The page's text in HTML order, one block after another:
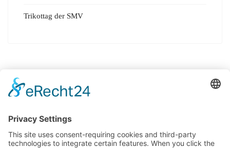
Trikottag der SMV
© 2025 Ludwig-Uhland-Schule Birkenfeld, Kirchgartenstr. 20, 75217